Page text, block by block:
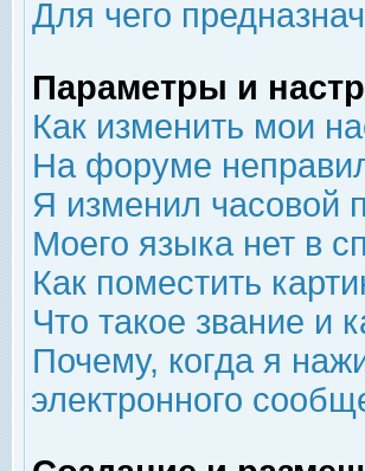
Для чего
Параметры и
Как изменить мои
На форуме
Я изменил часовой
Моего языка нет в
Как поместить
Что такое звание и
Почему, когда я
электронного